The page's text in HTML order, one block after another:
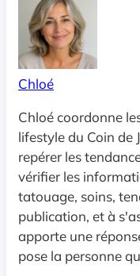
Chloé
Chloé coordonne
lifestyle du Coin de
repérer les
vérifier les
tatouage, soins,
publication, et à
apporte une
pose la personne